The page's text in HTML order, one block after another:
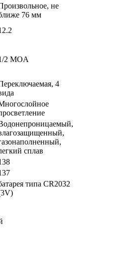
не
76 мм
2 MOA
4
сплав
типа CR2032